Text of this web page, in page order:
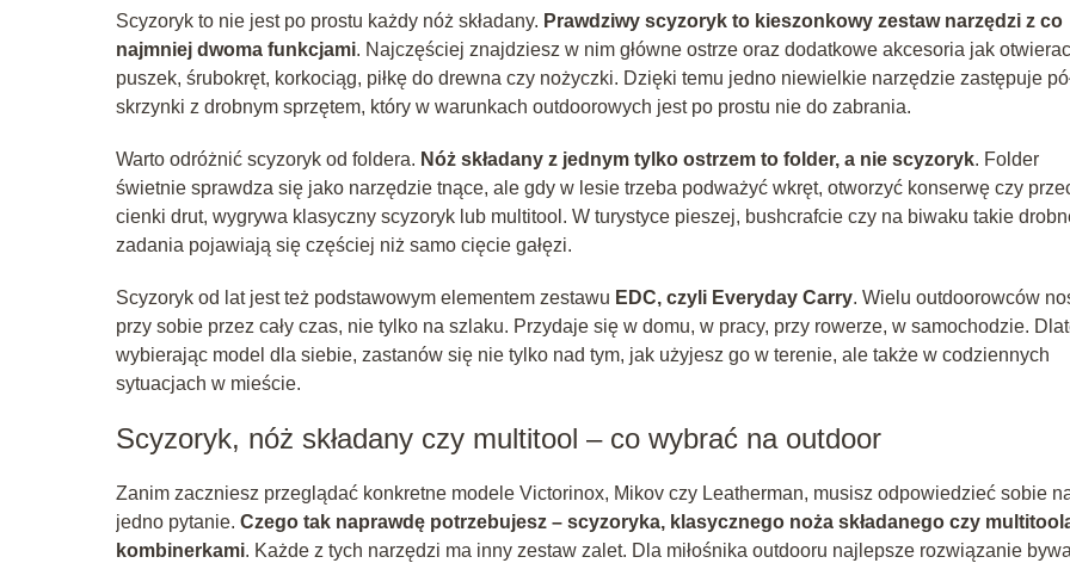
Scyzoryk to nie jest po prostu każdy nóż składany. Prawdziwy scyzoryk to kieszonkowy zestaw narzędzi z co
najmniej dwoma funkcjami. Najczęściej znajdziesz w nim główne ostrze oraz dodatkowe akcesoria jak
puszek, śrubokręt, korkociąg, piłkę do drewna czy nożyczki. Dzięki temu jedno niewielkie narzędzie zastępuje
skrzynki z drobnym sprzętem, który w warunkach outdoorowych jest po prostu nie do zabrania.
Warto odróżnić scyzoryk od foldera. Nóż składany z jednym tylko ostrzem to folder, a nie scyzoryk. Folder
świetnie sprawdza się jako narzędzie tnące, ale gdy w lesie trzeba podważyć wkręt, otworzyć konserwę czy
cienki drut, wygrywa klasyczny scyzoryk lub multitool. W turystyce pieszej, bushcrafcie czy na biwaku takie
zadania pojawiają się częściej niż samo cięcie gałęzi.
Scyzoryk od lat jest też podstawowym elementem zestawu EDC, czyli Everyday Carry. Wielu outdoorowców
przy sobie przez cały czas, nie tylko na szlaku. Przydaje się w domu, w pracy, przy rowerze, w samochodzie.
wybierając model dla siebie, zastanów się nie tylko nad tym, jak użyjesz go w terenie, ale także w codziennych
sytuacjach w mieście.
Scyzoryk, nóż składany czy multitool – co wybrać na outdoor
Zanim zaczniesz przeglądać konkretne modele Victorinox, Mikov czy Leatherman, musisz odpowiedzieć sobie
jedno pytanie. Czego tak naprawdę potrzebujesz – scyzoryka, klasycznego noża składanego czy
kombinerkami. Każde z tych narzędzi ma inny zestaw zalet. Dla miłośnika outdooru najlepsze rozwiązanie